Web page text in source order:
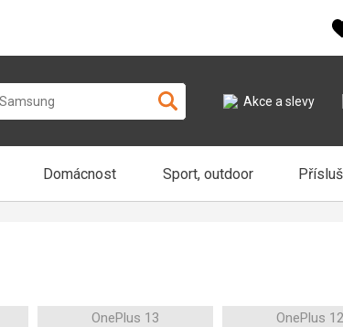
Akce a slevy
Domácnost Sport, outdoor
OnePlus 13 OnePlus 12